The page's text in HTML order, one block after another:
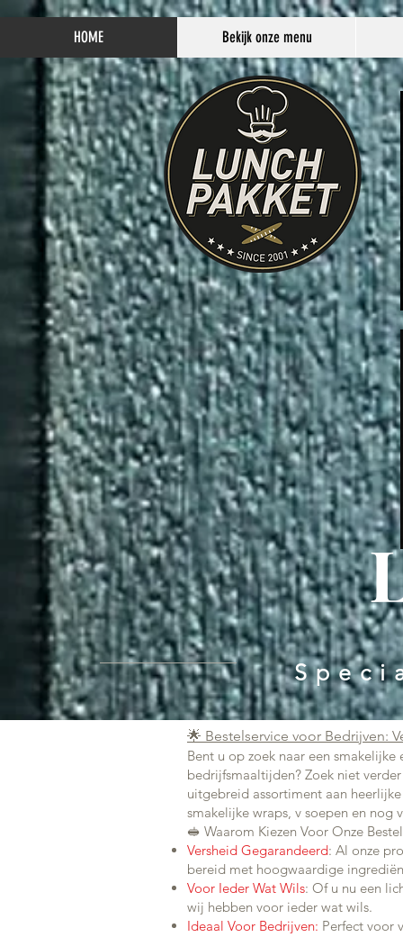
HOME Bekijk onze menu
🌟 Bestelservice voor Bedrijven:
Bent u op zoek naar een
bedrijfsmaaltijden? Zoek niet
uitgebreid assortiment aan
smakelijke wraps, v soepen en nog
🥪 Waarom Kiezen Voor Onze
Versheid Gegarandeerd: Al onze
bereid met hoogwaardige
Voor Ieder Wat Wils: Of u nu een
wij hebben voor ieder wat wils.
Ideaal Voor Bedrijven: Perfect voor